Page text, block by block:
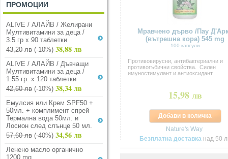
ПРОМОЦИИ
ALIVE / АЛАЙВ / Желирани
Мултивитамини за деца /
3.5 гр х 90 таблетки
43,20 лв (-10%) 38,88 лв
ALIVE / АЛАЙВ / Дъвчащи
Мултивитамини за деца /
1.55 гр. х 120 таблетки
42,60 лв (-10%) 38,34 лв
Емулсия или Крем SPF50 +
50мл. + комплимент спрей
Термална вода 50мл. и
Лосион след слънце 50 мл.
57,60 лв (-40%) 34,56 лв
Ленено масло органично
1200 mg
Мравчено дърво /Пау
(вътрешна кора) 545 mg
100 капсули
Противовирусни, антибактериални и
противогъбични свойства. Силен
имуностимулант и антиоксидант
15,98 лв
Добави в количка
Nature's Way
Безплатна доставка над 50